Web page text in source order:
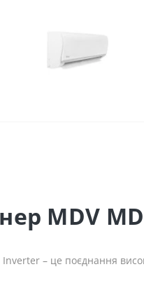
MDV
Inverter – це поєднання